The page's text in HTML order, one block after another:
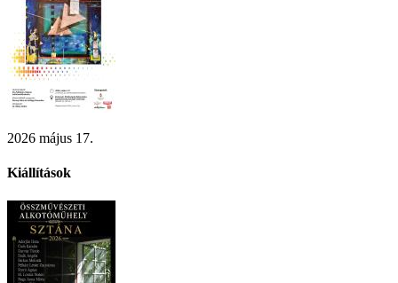
2026 május 17.
Kiállítások